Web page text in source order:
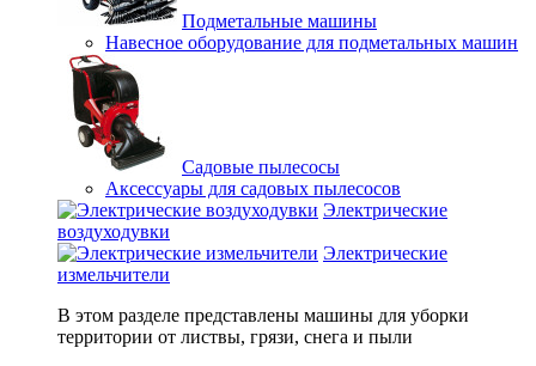
Подметальные машины
Навесное оборудование для подметальных машин
Садовые пылесосы
Аксессуары для садовых пылесосов
Электрические
воздуходувки
Электрические
измельчители
В этом разделе представлены машины для уборки
территории от листвы, грязи, снега и пыли